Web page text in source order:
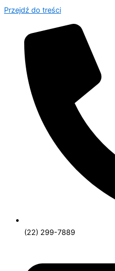
Przejdź do treści
(22) 299-7889